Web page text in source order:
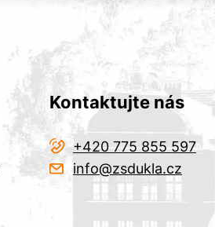
Kontaktujte nás
+420 775 855 597
info@zsdukla.cz